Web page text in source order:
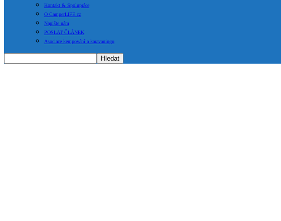
Kontakt & Spolupráce
O CamperLIFE.cz
Napište nám
POSLAT ČLÁNEK
Asociace kempování a karavaningu